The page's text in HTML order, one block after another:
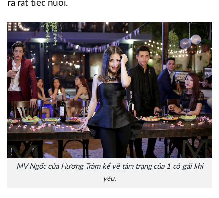
ra rất tiếc nuối.
MV Ngốc của Hương Tràm kể về tâm trạng của 1 cô gái khi
yêu.